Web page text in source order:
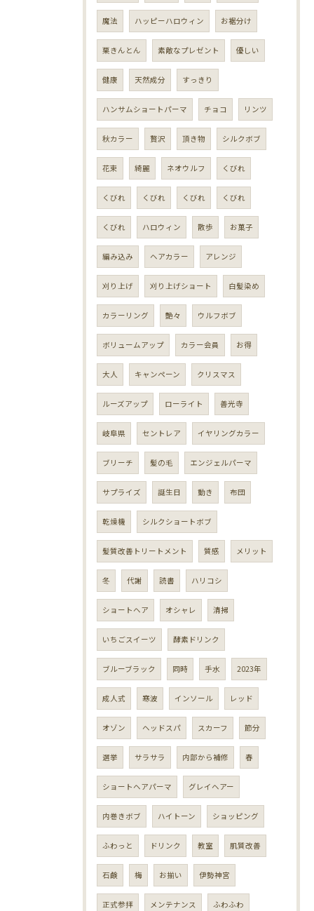
魔法 ハッピーハロウィン お裾分け
栗きんとん 素敵なプレゼント 優しい
健康 天然成分 すっきり
ハンサムショートパーマ チョコ リンツ
秋カラー 贅沢 頂き物 シルクボブ
花束 綺麗 ネオウルフ くびれ
くびれ くびれ くびれ くびれ
くびれ ハロウィン 散歩 お菓子
編み込み ヘアカラー アレンジ
刈り上げ 刈り上げショート 白髪染め
カラーリング 艶々 ウルフボブ
ボリュームアップ カラー会員 お得
大人 キャンペーン クリスマス
ルーズアップ ローライト 善光寺
岐阜県 セントレア イヤリングカラー
ブリーチ 髪の毛 エンジェルパーマ
サプライズ 誕生日 動き 布団
乾燥機 シルクショートボブ
髪質改善トリートメント 質感 メリット
冬 代謝 読書 ハリコシ
ショートヘア オシャレ 清掃
いちごスイーツ 酵素ドリンク
ブルーブラック 同時 手水 2023年
成人式 寒波 インソール レッド
オゾン ヘッドスパ スカーフ 節分
選挙 サラサラ 内部から補修 春
ショートヘアパーマ グレイヘアー
内巻きボブ ハイトーン ショッピング
ふわっと ドリンク 教室 肌質改善
石鹸 梅 お揃い 伊勢神宮
正式参拝 メンテナンス ふわふわ